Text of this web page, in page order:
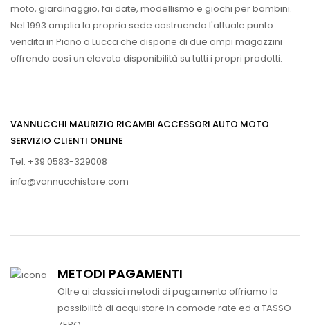
moto, giardinaggio, fai date, modellismo e giochi per bambini.
Nel 1993 amplia la propria sede costruendo l'attuale punto
vendita in Piano a Lucca che dispone di due ampi magazzini
offrendo così un elevata disponibilità su tutti i propri prodotti.
VANNUCCHI MAURIZIO RICAMBI ACCESSORI AUTO MOTO
SERVIZIO CLIENTI ONLINE
Tel. +39 0583-329008
info@vannucchistore.com
METODI PAGAMENTI
Oltre ai classici metodi di pagamento offriamo la
possibilità di acquistare in comode rate ed a TASSO